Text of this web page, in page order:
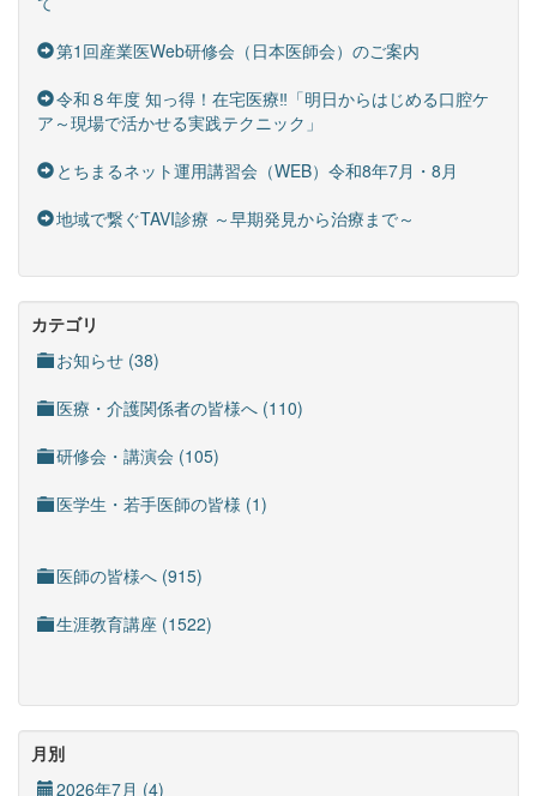
第1回産業医Web研修会（日本医師会）のご案内
令和８年度 知っ得！在宅医療‼「明日からはじめる口腔ケ
ア～現場で活かせる実践テクニック」
とちまるネット運用講習会（WEB）令和8年7月・8月
地域で繋ぐTAVI診療 ～早期発見から治療まで～
カテゴリ
お知らせ (38)
医療・介護関係者の皆様へ (110)
研修会・講演会 (105)
医学生・若手医師の皆様 (1)
医師の皆様へ (915)
生涯教育講座 (1522)
月別
2026年7月 (4)